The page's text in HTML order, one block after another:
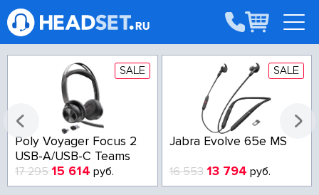
SALE
Poly Voyager Focus 2
USB-A/USB-C Teams
17 295 15 614 руб.
SALE
Jabra Evolve 65e MS
16 553 13 794 руб.